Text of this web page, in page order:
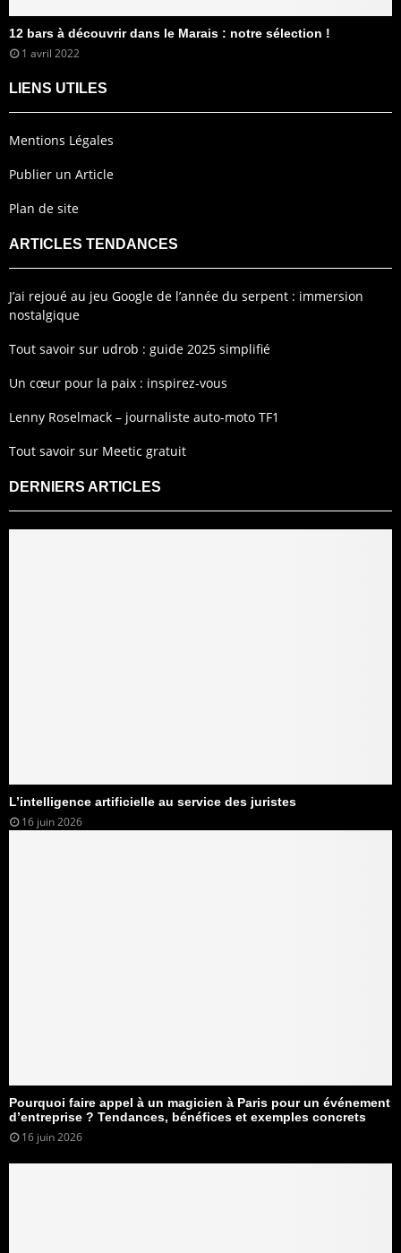
12 bars à découvrir dans le Marais : notre sélection !
1 avril 2022
LIENS UTILES
Mentions Légales
Publier un Article
Plan de site
ARTICLES TENDANCES
J’ai rejoué au jeu Google de l’année du serpent : immersion
nostalgique
Tout savoir sur udrob : guide 2025 simplifié
Un cœur pour la paix : inspirez-vous
Lenny Roselmack – journaliste auto-moto TF1
Tout savoir sur Meetic gratuit
DERNIERS ARTICLES
L’intelligence artificielle au service des juristes
16 juin 2026
Pourquoi faire appel à un magicien à Paris pour un événement
d’entreprise ? Tendances, bénéfices et exemples concrets
16 juin 2026